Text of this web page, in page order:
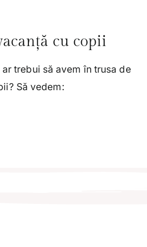
cu copii
trebui să avem în trusa de
Să vedem: